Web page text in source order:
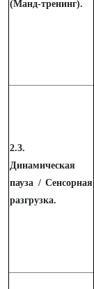
(Манд-тренинг).
2.3.
Динамическая
пауза / Сенсорная
разгрузка.